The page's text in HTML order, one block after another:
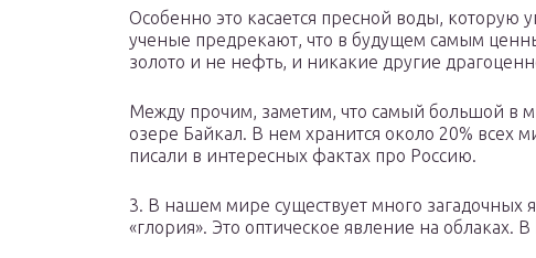
Особенно это касается пресной воды, которую
ученые предрекают, что в будущем самым
золото и не нефть, и никакие другие
Между прочим, заметим, что самый большой в
озере Байкал. В нем хранится около 20% всех
писали в интересных фактах про Россию.
3. В нашем мире существует много загадочных
«глория». Это оптическое явление на облаках.